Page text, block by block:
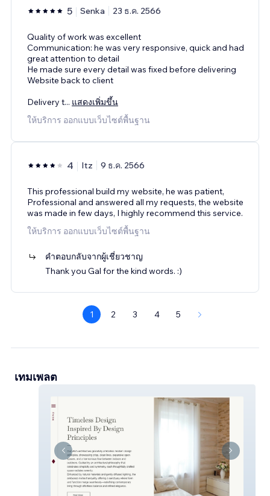
5 Senka 23 ธ.ค. 2566
Quality of work was excellent
Communication: he was very responsive, quick and had
great attention to detail
He made sure every detail was fixed before delivering
Website back to client
Delivery t... แสดงเพิ่มขึ้น
ให้บริการ ออกแบบเว็บไซต์พื้นฐาน
4 Itz 9 ธ.ค. 2566
This professional build my website, he was patient,
Professional and answered all my requests, the website
was made in few days, I highly recommend this service.
ให้บริการ ออกแบบเว็บไซต์พื้นฐาน
คำตอบกลับจากผู้เชี่ยวชาญ
Thank you Gal for the kind words. :)
1 2 3 4 5
เทมเพลต